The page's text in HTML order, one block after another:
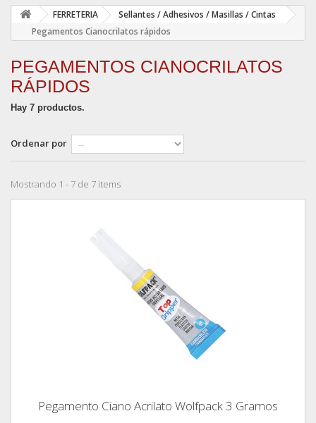
FERRETERIA
Sellantes / Adhesivos / Masillas / Cintas
Pegamentos Cianocrilatos rápidos
PEGAMENTOS CIANOCRILATOS
RÁPIDOS
Hay 7 productos.
Ordenar por
Mostrando 1 - 7 de 7 items
Pegamento Ciano Acrilato Wolfpack 3 Gramos